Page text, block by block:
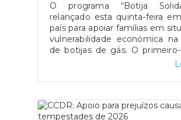
O programa “Botija
relançado esta quinta-feira
país para apoiar famílias em
vulnerabilidade económica
de botijas de gás. O
Luís Montenegro anunciou o
durante os próximos três
da guerra no Médio Oriente.